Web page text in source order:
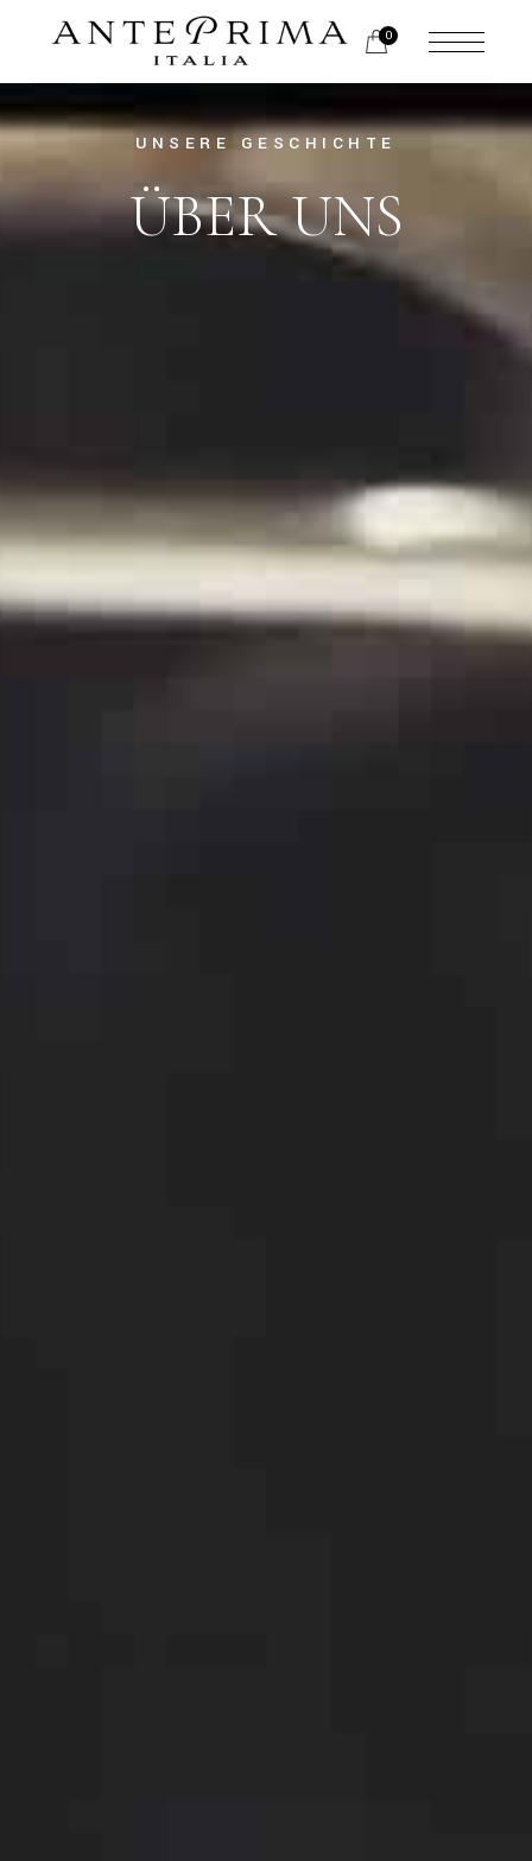
0
UNSERE GESCHICHTE
ÜBER UNS